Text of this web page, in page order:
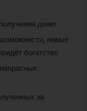
денег
новые
богатство
за